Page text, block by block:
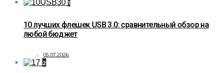
1
10 лучших флешек USB 3.0: сравнительный обзор на
любой бюджет
05.07.2026
2